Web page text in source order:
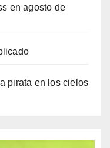
en agosto de
pirata en los cielos